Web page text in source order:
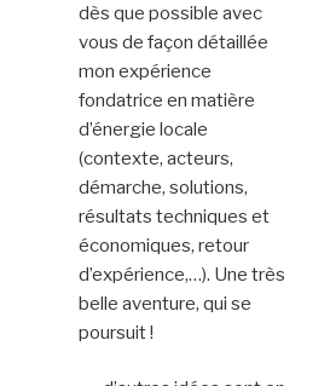
dès que possible avec
vous de façon détaillée
mon expérience
fondatrice en matière
d’énergie locale
(contexte, acteurs,
démarche, solutions,
résultats techniques et
économiques, retour
d’expérience,…). Une très
belle aventure, qui se
poursuit !